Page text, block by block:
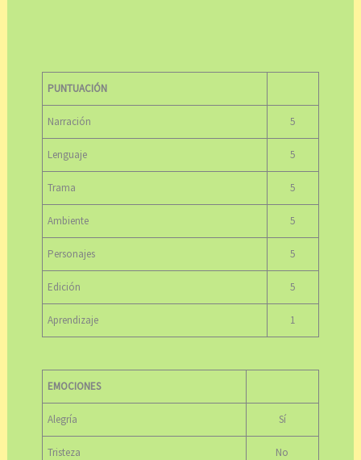
PUNTUACIÓN
Narración 5
Lenguaje 5
Trama 5
Ambiente 5
Personajes 5
Edición 5
Aprendizaje 1
EMOCIONES
Alegría Sí
Tristeza No